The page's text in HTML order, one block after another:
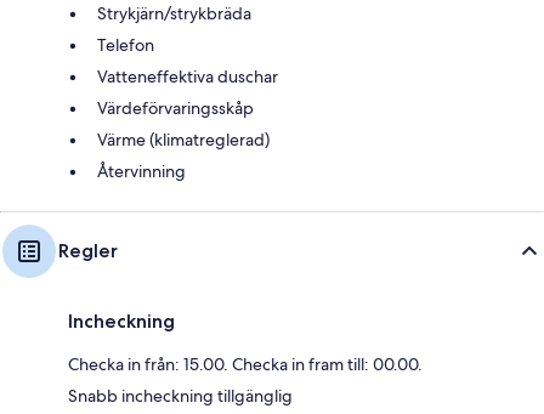
Strykjärn/strykbräda
Telefon
Vatteneffektiva duschar
Värdeförvaringsskåp
Värme (klimatreglerad)
Återvinning
Regler
Incheckning
Checka in från: 15.00. Checka in fram till: 00.00.
Snabb incheckning tillgänglig